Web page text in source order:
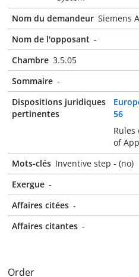
Nom du demandeur Siemens
Nom de l'opposant -
Chambre 3.5.05
Sommaire -
Dispositions juridiques
pertinentes
56
of
Mots-clés Inventive step - (no)
Exergue -
Affaires citées -
Affaires citantes -
Order